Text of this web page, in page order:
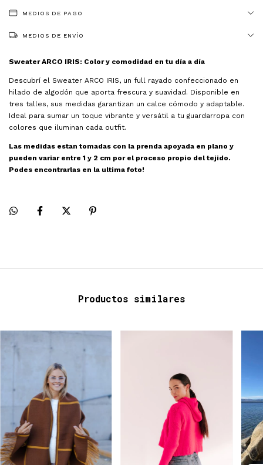
MEDIOS DE PAGO
MEDIOS DE ENVÍO
Sweater ARCO IRIS: Color y comodidad en tu día a día
Descubrí el Sweater ARCO IRIS, un full rayado confeccionado en
hilado de algodón que aporta frescura y suavidad. Disponible en
tres talles, sus medidas garantizan un calce cómodo y adaptable.
Ideal para sumar un toque vibrante y versátil a tu guardarropa con
colores que iluminan cada outfit.
Las medidas estan tomadas con la prenda apoyada en plano y
pueden variar entre 1 y 2 cm por el proceso propio del tejido.
Podes encontrarlas en la ultima foto!
Productos similares